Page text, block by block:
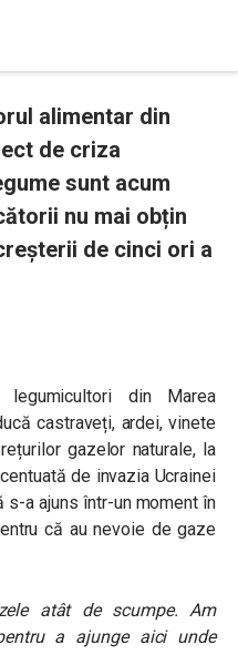
alimentar din
de criza
sunt acum
nu mai obțin
de cinci ori a
legumicultori din Marea
castraveți, ardei, vinete
gazelor naturale, la
de invazia Ucrainei
s-a ajuns într-un moment în
că au nevoie de gaze
atât de scumpe. Am
a ajunge aici unde